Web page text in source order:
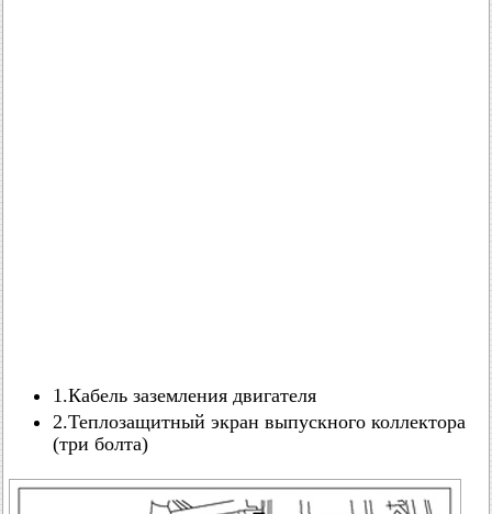
1.Кабель заземления двигателя
2.Теплозащитный экран выпускного коллектора
(три болта)